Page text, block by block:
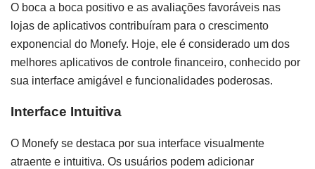
O boca a boca positivo e as avaliações favoráveis nas
lojas de aplicativos contribuíram para o crescimento
exponencial do Monefy. Hoje, ele é considerado um dos
melhores aplicativos de controle financeiro, conhecido por
sua interface amigável e funcionalidades poderosas.
Interface Intuitiva
O Monefy se destaca por sua interface visualmente
atraente e intuitiva. Os usuários podem adicionar